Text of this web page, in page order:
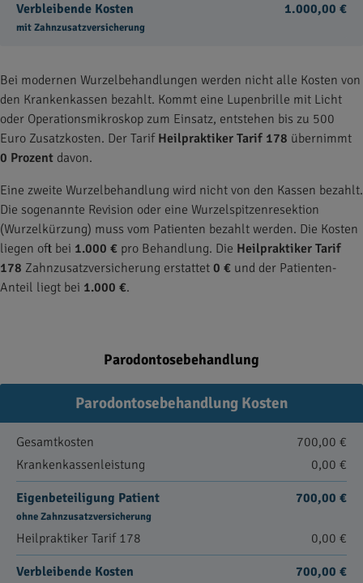
Verbleibende Kosten
mit Zahnzusatzversicherung
1.000,00 €
Bei modernen Wurzelbehandlungen werden nicht alle Kosten von
den Krankenkassen bezahlt. Kommt eine Lupenbrille mit Licht
oder Operationsmikroskop zum Einsatz, entstehen bis zu 500
Euro Zusatzkosten. Der Tarif Heilpraktiker Tarif 178 übernimmt
0 Prozent davon.
Eine zweite Wurzelbehandlung wird nicht von den Kassen bezahlt.
Die sogenannte Revision oder eine Wurzelspitzenresektion
(Wurzelkürzung) muss vom Patienten bezahlt werden. Die Kosten
liegen oft bei 1.000 € pro Behandlung. Die Heilpraktiker Tarif
178 Zahnzusatzversicherung erstattet 0 € und der Patienten-
Anteil liegt bei 1.000 €.
Parodontosebehandlung
Parodontosebehandlung Kosten
Gesamtkosten
700,00 €
Krankenkassenleistung
0,00 €
Eigenbeteiligung Patient
ohne Zahnzusatzversicherung
700,00 €
Heilpraktiker Tarif 178 0,00 €
Verbleibende Kosten 700,00 €